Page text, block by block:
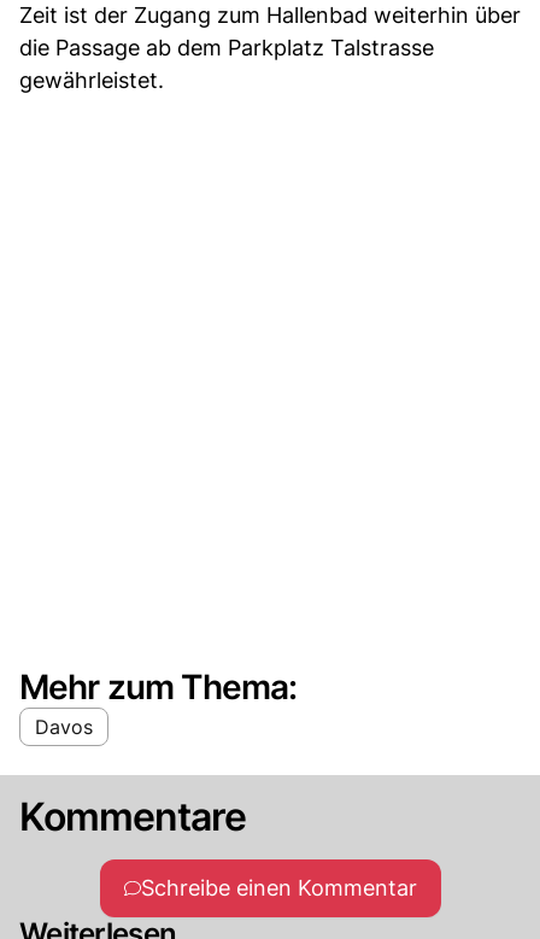
Zeit ist der Zugang zum Hallenbad weiterhin über
die Passage ab dem Parkplatz Talstrasse
gewährleistet.
Mehr zum Thema:
Davos
Kommentare
Schreibe einen Kommentar